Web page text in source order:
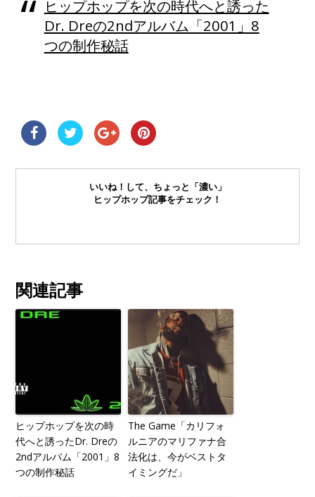
ヒップホップを次の時代へと誘った
Dr. Dreの2ndアルバム「2001」8
つの制作秘話
いいね！して、ちょっと「濃い」
ヒップホップ記事をチェック！
関連記事
ヒップホップを次の時
代へと誘ったDr. Dreの
2ndアルバム「2001」8
つの制作秘話
The Game「カリフォ
ルニアのマリファナ合
法化は、今がベストタ
イミングだ」